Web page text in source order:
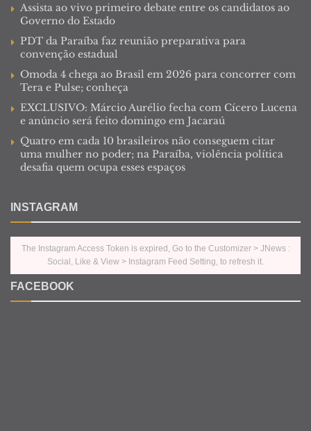
Assista ao vivo primeiro debate entre os candidatos ao
Governo do Estado
PDT da Paraíba faz reunião preparativa para
convenção estadual
Omoda 4 chega ao Brasil em 2026 para concorrer com
Tera e Pulse; conheça
EXCLUSIVO: Márcio Aurélio fecha com Cícero Lucena
e anúncio será feito domingo em Jacaraú
Quatro em cada 10 brasileiros não conseguem citar
uma mulher no poder; na Paraíba, violência política
desafia quem ocupa esses espaços
INSTAGRAM
The Instagram Access Token is expired, Go to the Customizer > JNews :
Social, Like & View > Instagram Feed Setting, to refresh it.
FACEBOOK